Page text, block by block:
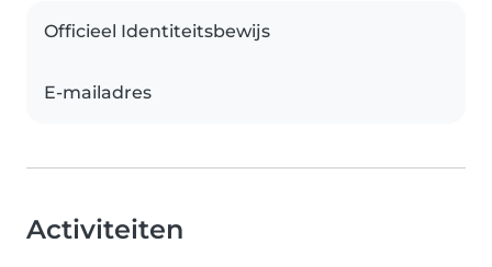
Officieel Identiteitsbewijs
E-mailadres
Activiteiten